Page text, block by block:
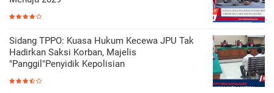
Sidang TPPO: Kuasa Hukum Kecewa JPU Tak
Hadirkan Saksi Korban, Majelis
"Panggil"Penyidik Kepolisian